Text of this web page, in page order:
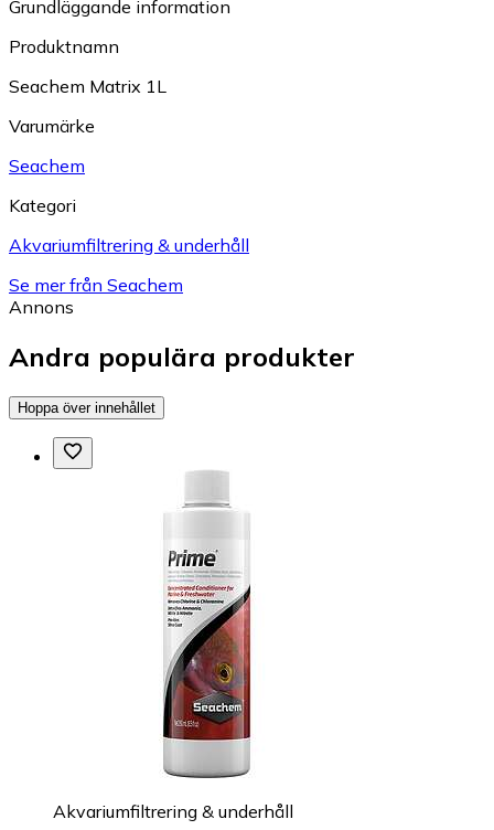
Grundläggande information
Produktnamn
Seachem Matrix 1L
Varumärke
Seachem
Kategori
Akvariumfiltrering & underhåll
Se mer från Seachem
Annons
Andra populära produkter
Hoppa över innehållet
Akvariumfiltrering & underhåll